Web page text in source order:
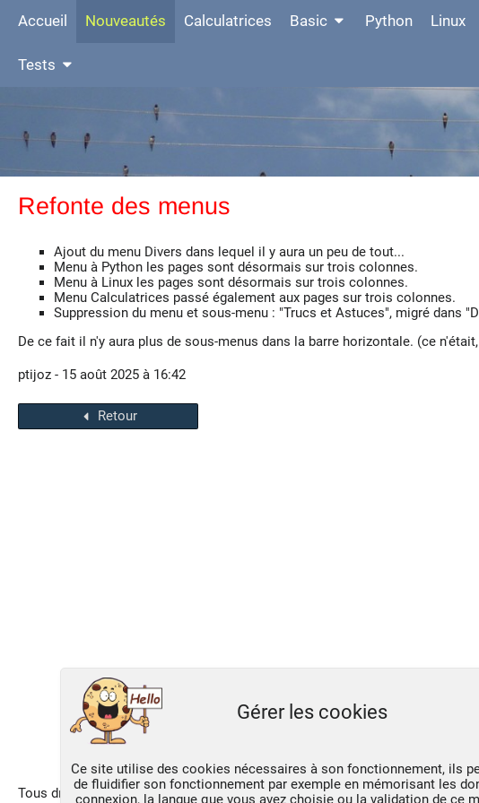
Accueil Nouveautés Calculatrices Basic Python Linux
Tests
Refonte des menus
Ajout du menu Divers dans lequel il y aura un peu de tout...
Menu à Python les pages sont désormais sur trois colonnes.
Menu à Linux les pages sont désormais sur trois colonnes.
Menu Calculatrices passé également aux pages sur trois colonnes.
Suppression du menu et sous-menu : "Trucs et Astuces", migré dans
De ce fait il n'y aura plus de sous-menus dans la barre horizontale. (ce
ptijoz - 15 août 2025 à 16:42
Retour
Tous droits reservés
Gérer les cookies
Ce site utilise des cookies nécessaires à son fonctionnement, ils
de fluidifier son fonctionnement par exemple en mémorisant les
connexion, la langue que vous avez choisie ou la validation de ce